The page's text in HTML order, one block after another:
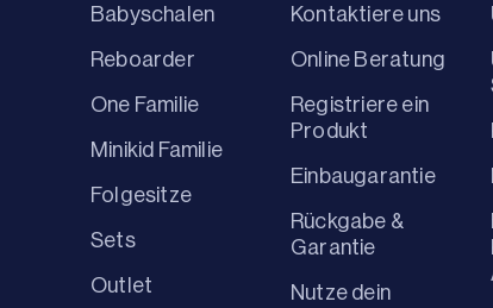
Babyschalen
Reboarder
One Familie
Minikid Familie
Folgesitze
Sets
Outlet
Kontaktiere uns
Online Beratung
Registriere ein
Produkt
Einbaugarantie
Rückgabe &
Garantie
Nutze dein